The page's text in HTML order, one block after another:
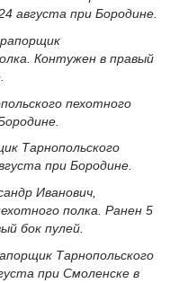
августа при Бородине.
Контужен в правый
пехотного
Тарнопольского
при Бородине.
Иванович,
полка. Ранен 5
бок пулей.
Тарнопольского
при Смоленске в